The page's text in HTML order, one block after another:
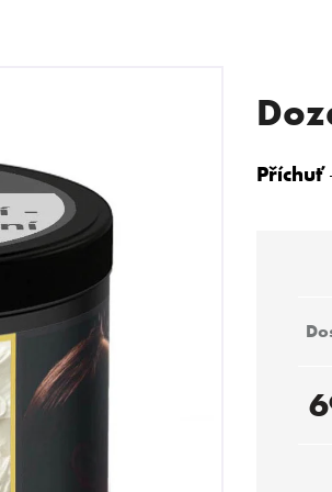
Příchuť
POTŘEBUJETE
Doporučujeme